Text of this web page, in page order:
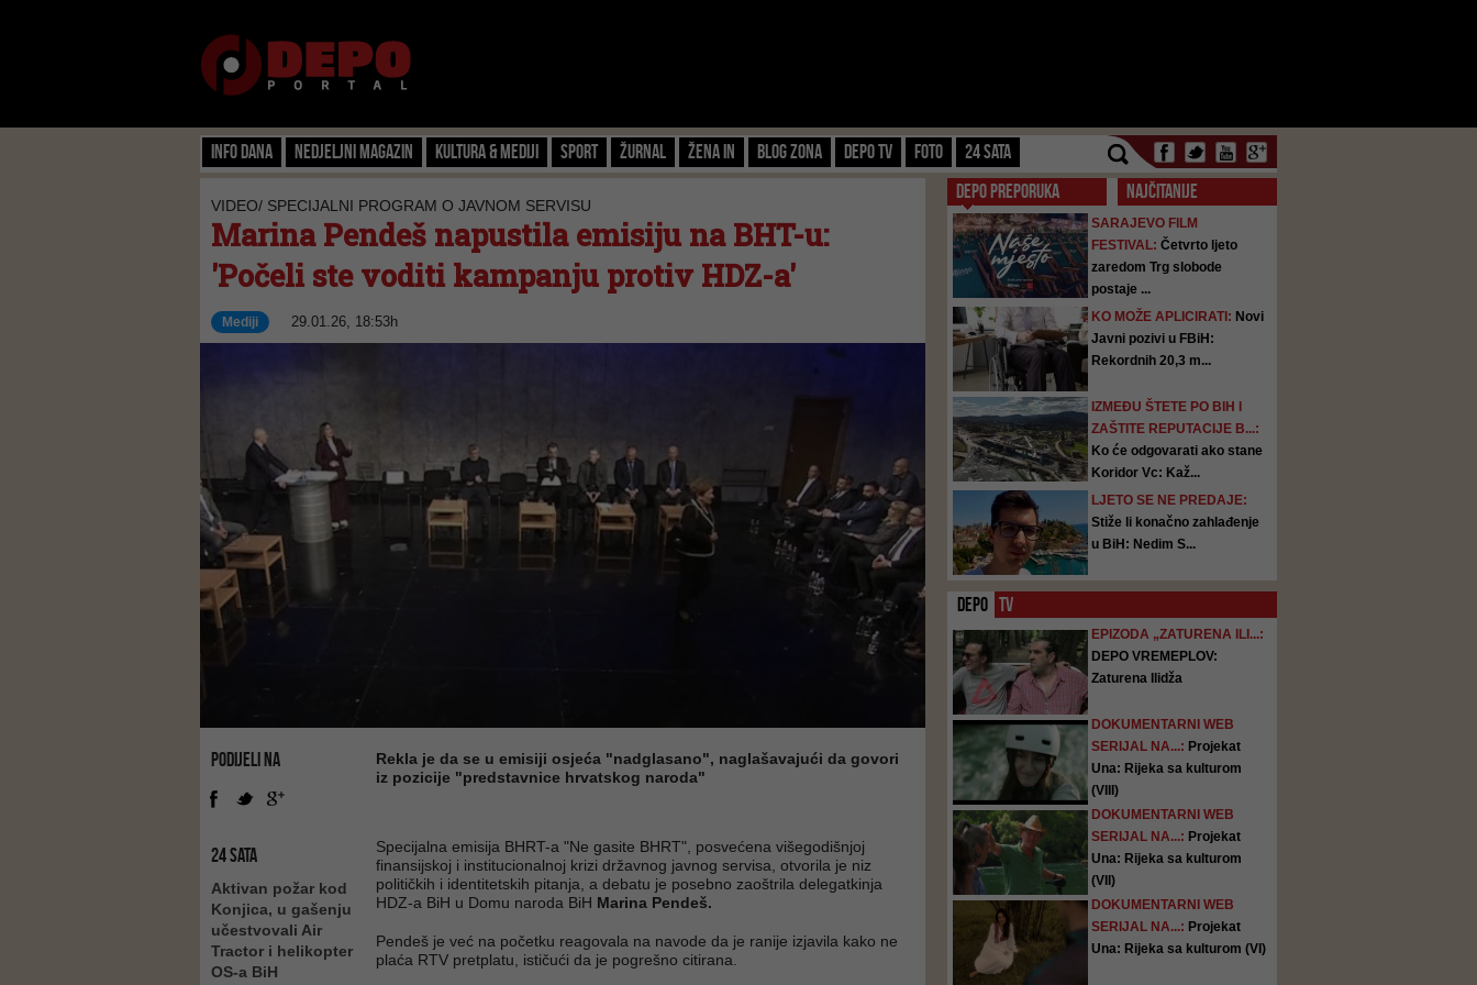
Info dana Nedjeljni magazin Kultura & Mediji Sport Žurnal Žena IN Blog zona Depo TV FOTO 24 SATA
VIDEO/ SPECIJALNI PROGRAM O JAVNOM SERVISU
Marina Pendeš napustila emisiju na BHT-u:
'Počeli ste voditi kampanju protiv HDZ-a'
Mediji 29.01.26, 18:53h
PODIJELI NA
24 SATA
Aktivan požar kod
Konjica, u gašenju
učestvovali Air
Tractor i helikopter
OS-a BiH
Rekla je da se u emisiji osjeća "nadglasano", naglašavajući da govori
iz pozicije "predstavnice hrvatskog naroda"
Specijalna emisija BHRT-a "Ne gasite BHRT", posvećena višegodišnjoj
finansijskoj i institucionalnoj krizi državnog javnog servisa, otvorila je niz
političkih i identitetskih pitanja, a debatu je posebno zaoštrila delegatkinja
HDZ-a BiH u Domu naroda BiH Marina Pendeš.
Pendeš je već na početku reagovala na navode da je ranije izjavila kako ne
plaća RTV pretplatu, ističući da je pogrešno citirana.
DEPO PREPORUKA NAJČITANIJE
SARAJEVO FILM
FESTIVAL: Četvrto ljeto
zaredom Trg slobode
postaje ...
KO MOŽE APLICIRATI: Novi
Javni pozivi u FBiH:
Rekordnih 20,3 m...
IZMEĐU ŠTETE PO BIH I
ZAŠTITE REPUTACIJE B...:
Ko će odgovarati ako stane
Koridor Vc: Kaž...
LJETO SE NE PREDAJE:
Stiže li konačno zahlađenje
u BiH: Nedim S...
DEPO TV
EPIZODA „ZATURENA ILI...:
DEPO VREMEPLOV:
Zaturena Ilidža
DOKUMENTARNI WEB
SERIJAL NA...: Projekat
Una: Rijeka sa kulturom
(VIII)
DOKUMENTARNI WEB
SERIJAL NA...: Projekat
Una: Rijeka sa kulturom
(VII)
DOKUMENTARNI WEB
SERIJAL NA...: Projekat
Una: Rijeka sa kulturom (VI)